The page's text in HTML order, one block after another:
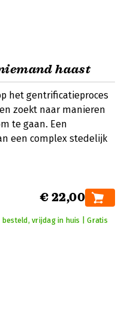
haast
het gentrificatieproces
zoekt naar manieren
te gaan. Een
een complex stedelijk
€ 22,00
besteld, vrijdag in huis | Gratis